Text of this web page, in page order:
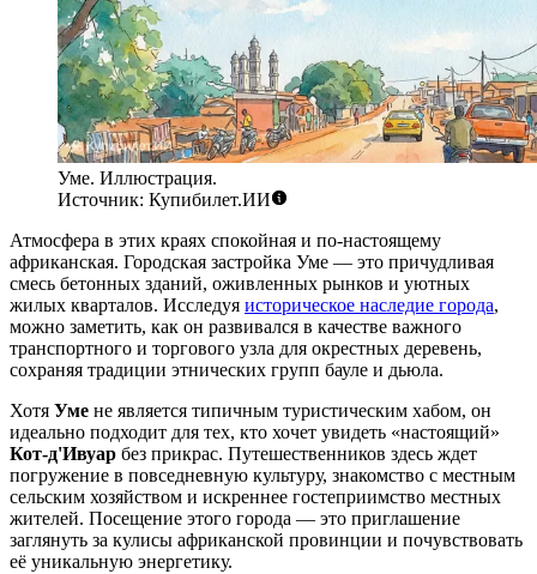
Уме. Иллюстрация.
Источник: Купибилет.ИИ
Атмосфера в этих краях спокойная и по-настоящему
африканская. Городская застройка Уме — это причудливая
смесь бетонных зданий, оживленных рынков и уютных
жилых кварталов. Исследуя историческое наследие города,
можно заметить, как он развивался в качестве важного
транспортного и торгового узла для окрестных деревень,
сохраняя традиции этнических групп бауле и дьюла.
Хотя Уме не является типичным туристическим хабом, он
идеально подходит для тех, кто хочет увидеть «настоящий»
Кот-д'Ивуар без прикрас. Путешественников здесь ждет
погружение в повседневную культуру, знакомство с местным
сельским хозяйством и искреннее гостеприимство местных
жителей. Посещение этого города — это приглашение
заглянуть за кулисы африканской провинции и почувствовать
её уникальную энергетику.